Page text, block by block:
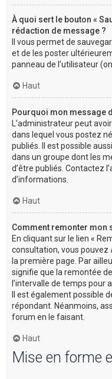
À quoi sert le bouton «
rédaction de message ?
Il vous permet de
et de les poster
panneau de l’utilisateur
Haut
Pourquoi mon message
L’administrateur peut
dans lequel vous postez
publiés. Il est possible
dans un groupe dont les
d’être publiés. Contactez
d’informations.
Haut
Comment remonter mon
En cliquant sur le lien «
consultation, vous pouvez
la première page. Par
signifie que la remontée
l’intervalle de temps pour
Il est également possible
répondant. Néanmoins,
forum en le faisant.
Haut
Mise en forme